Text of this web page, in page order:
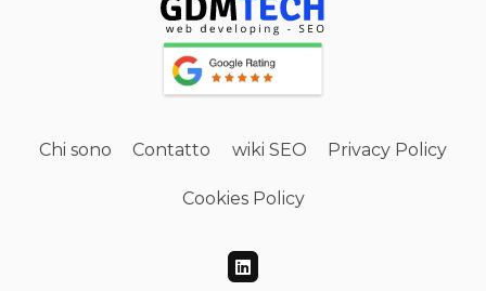
Chi sono Contatto wiki SEO Privacy Policy
Cookies Policy